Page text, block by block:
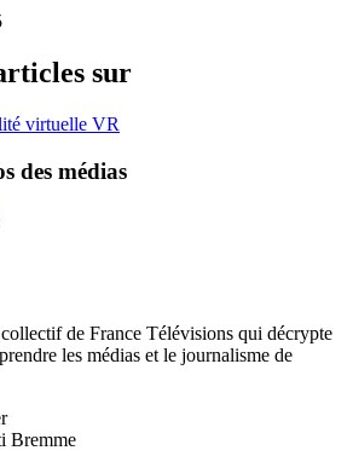
sur
virtuelle VR
des médias
de France Télévisions qui décrypte
les médias et le journalisme de
Bremme